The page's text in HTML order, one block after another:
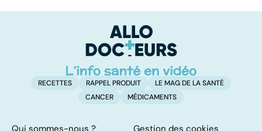
RECETTES RAPPEL PRODUIT
LE MAG DE LA SANTÉ
CANCER
MÉDICAMENTS
Qui sommes-nous ? Gestion des cookies